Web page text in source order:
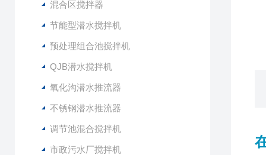
混合区搅拌器
节能型潜水搅拌机
预处理组合池搅拌机
QJB潜水搅拌机
氧化沟潜水推流器
不锈钢潜水推流器
调节池混合搅拌机
市政污水厂搅拌机